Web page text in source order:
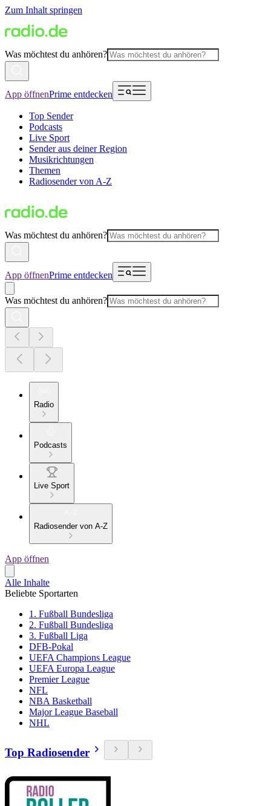
Zum Inhalt springen
Was möchtest du anhören?
App öffnenPrime entdecken
Top Sender
Podcasts
Live Sport
Sender aus deiner Region
Musikrichtungen
Themen
Radiosender von A-Z
Was möchtest du anhören?
App öffnenPrime entdecken
Was möchtest du anhören?
Radio
Podcasts
Live Sport
Radiosender von A-Z
App öffnen
Alle Inhalte
Beliebte Sportarten
1. Fußball Bundesliga
2. Fußball Bundesliga
3. Fußball Liga
DFB-Pokal
UEFA Champions League
UEFA Europa League
Premier League
NFL
NBA Basketball
Major League Baseball
NHL
Top Radiosender